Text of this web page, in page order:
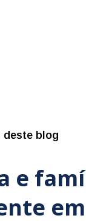
deste blog
e